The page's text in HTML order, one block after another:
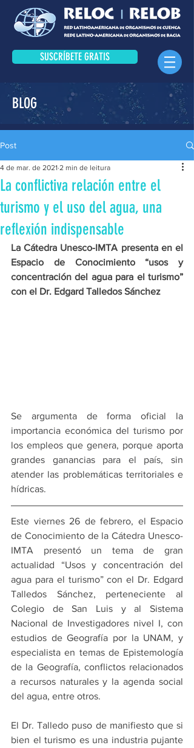
SUSCRÍBETE GRATIS
BLOG
Post
La conflictiva relación entre el
turismo y el uso del agua, una
reflexión indispensable
4 de mar. de 2021 2 min de leitura
La Cátedra Unesco-IMTA presenta en el
Espacio de Conocimiento “usos y
concentración del agua para el turismo”
con el Dr. Edgard Talledos Sánchez
Se argumenta de forma oficial la
importancia económica del turismo por
los empleos que genera, porque aporta
grandes ganancias para el país, sin
atender las problemáticas territoriales e
hídricas.
Este viernes 26 de febrero, el Espacio
de Conocimiento de la Cátedra Unesco-
IMTA presentó un tema de gran
actualidad “Usos y concentración del
agua para el turismo” con el Dr. Edgard
Talledos Sánchez, perteneciente al
Colegio de San Luis y al Sistema
Nacional de Investigadores nivel I, con
estudios de Geografía por la UNAM, y
especialista en temas de Epistemología
de la Geografía, conflictos relacionados
a recursos naturales y la agenda social
del agua, entre otros.
El Dr. Talledo puso de manifiesto que si
bien el turismo es una industria pujante